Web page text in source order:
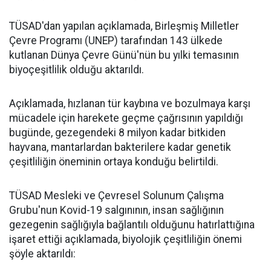
TÜSAD'dan yapılan açıklamada, Birleşmiş Milletler
Çevre Programı (UNEP) tarafından 143 ülkede
kutlanan Dünya Çevre Günü'nün bu yılki temasının
biyoçeşitlilik olduğu aktarıldı.
Açıklamada, hızlanan tür kaybına ve bozulmaya karşı
mücadele için harekete geçme çağrısının yapıldığı
bugünde, gezegendeki 8 milyon kadar bitkiden
hayvana, mantarlardan bakterilere kadar genetik
çeşitliliğin öneminin ortaya konduğu belirtildi.
TÜSAD Mesleki ve Çevresel Solunum Çalışma
Grubu'nun Kovid-19 salgınının, insan sağlığının
gezegenin sağlığıyla bağlantılı olduğunu hatırlattığına
işaret ettiği açıklamada, biyolojik çeşitliliğin önemi
şöyle aktarıldı: